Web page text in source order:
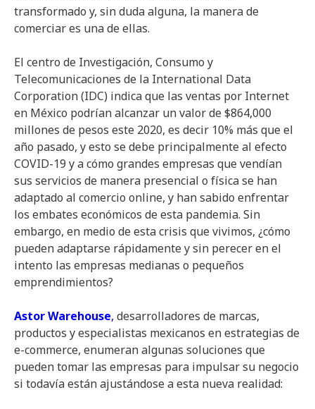
transformado y, sin duda alguna, la manera de
comerciar es una de ellas.
El centro de Investigación, Consumo y
Telecomunicaciones de la International Data
Corporation (IDC) indica que las ventas por Internet
en México podrían alcanzar un valor de $864,000
millones de pesos este 2020, es decir 10% más que el
año pasado, y esto se debe principalmente al efecto
COVID-19 y a cómo grandes empresas que vendían
sus servicios de manera presencial o física se han
adaptado al comercio online, y han sabido enfrentar
los embates económicos de esta pandemia. Sin
embargo, en medio de esta crisis que vivimos, ¿cómo
pueden adaptarse rápidamente y sin perecer en el
intento las empresas medianas o pequeños
emprendimientos?
Astor Warehouse, desarrolladores de marcas,
productos y especialistas mexicanos en estrategias de
e-commerce, enumeran algunas soluciones que
pueden tomar las empresas para impulsar su negocio
si todavía están ajustándose a esta nueva realidad: